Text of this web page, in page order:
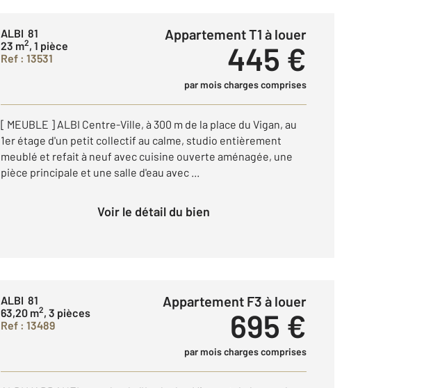
ALBI 81
23 m2, 1 pièce
Ref : 13531
Appartement T1 à louer
445 €
par mois charges comprises
[ MEUBLE ] ALBI Centre-Ville, à 300 m de la place du Vigan, au
1er étage d'un petit collectif au calme, studio entièrement
meublé et refait à neuf avec cuisine ouverte aménagée, une
pièce principale et une salle d'eau avec ...
Voir le détail du bien
ALBI 81
63,20 m2, 3 pièces
Ref : 13489
Appartement F3 à louer
695 €
par mois charges comprises